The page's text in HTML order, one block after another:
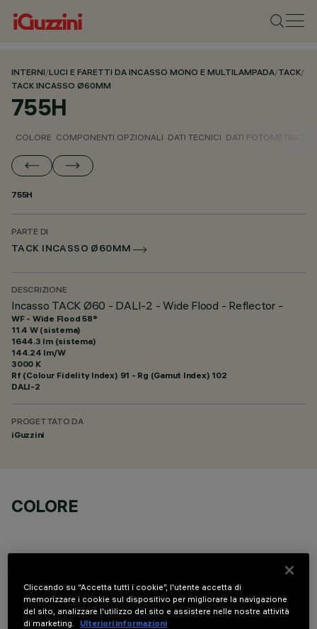
INTERNI/LUCI E FARETTI DA INCASSO MONO E MULTILAMPADA/TACK/
TACK INCASSO Ø60MM
755H
COLORE COMPONENTI OPZIONALI DATI TECNICI DATI FOTOMETRICI
755H
PARTE DI
TACK INCASSO Ø60MM
DESCRIZIONE
Incasso TACK Ø60 - DALI-2 - Wide Flood - Reflector -
WF - Wide Flood 58°
11.4 W (sistema)
1644.3 lm (sistema)
144.24 lm/W
3000 K
Rf (Colour Fidelity Index) 91 - Rg (Gamut Index) 102
DALI-2
PROGETTATO DA
iGuzzini
COLORE
COMPONENTI OPZIONALI
Cliccando su “Accetta tutti i cookie”, l'utente accetta di
memorizzare i cookie sul dispositivo per migliorare la navigazione
del sito, analizzare l'utilizzo del sito e assistere nelle nostre attività
di marketing.
Ulteriori informazioni